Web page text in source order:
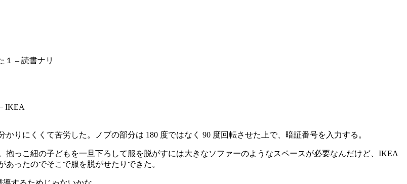
１ – 読書ナリ
IKEA
りにくくて苦労した。ノブの部分は 180 度ではなく 90 度回転させた上で、暗証番号を入力する。
っこ紐の子どもを一旦下ろして服を脱がすには大きなソファーのようなスペースが必要なんだけど、IKEA
ったのでそこで服を脱がせたりできた。